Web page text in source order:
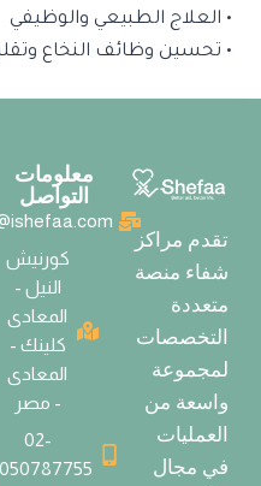
• العلاج الطبيعي والوظيفي
• تحسين وظائف النخاع
تقدم مراكز
شفاء منصة
متعددة
التخصصات
لمجموعة
واسعة من
العمليات
في مجال
معلومات
التواصل
كورنيش
النيل -
المعادى
كلينك -
المعادى
- مصر
02-